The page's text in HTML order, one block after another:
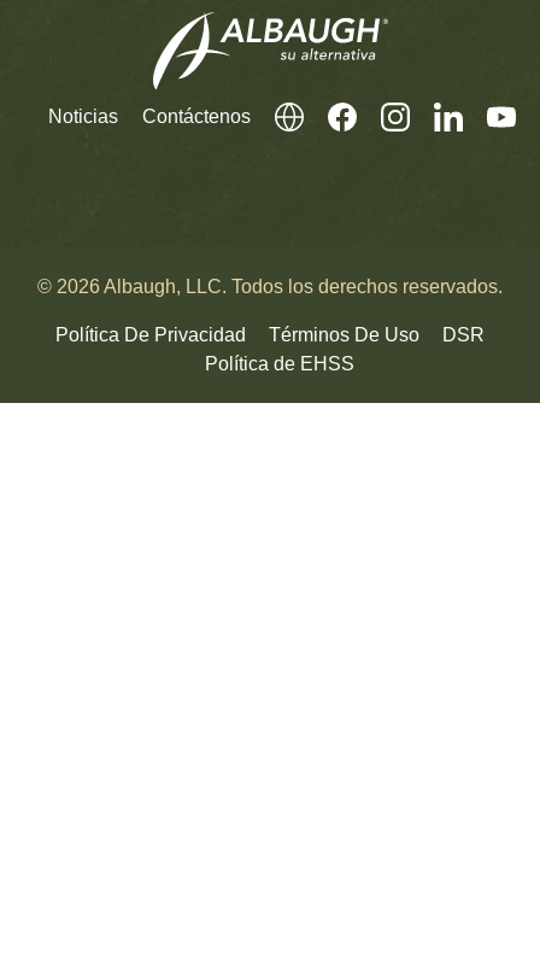
Noticias Contáctenos
© 2026 Albaugh, LLC. Todos los derechos reservados.
Política De Privacidad Términos De Uso
DSR
Política de EHSS